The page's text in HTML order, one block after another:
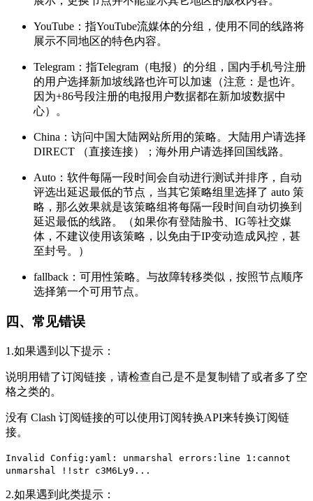
YouTube：指YouTube流媒体的分组，使用不同的线路将
展示不同地区的特色内容。
Telegram：指Telegram（电报）的分组，国内手机号注册
的用户选择新加坡线路也许可以加速（注意：是也许。
因为+86号段注册的电报用户数据都在新加坡数据中
心）。
China：访问中国大陆网站所用的策略。大陆用户请选择
DIRECT （直接连接）；海外用户请选择回国线路。
Auto：软件每隔一段时间会自动进行测试并排序，自动
评选出延迟最低的节点，当其它策略组里选择了 auto 策
略，那么效果就是该策略组将每隔一段时间自动切换到
延迟最低的线路。（如果你有登陆脸书、IG等社交媒
体，不建议使用该策略，以免由于IP变动造成风控，甚
至封号。）
fallback：可用性策略。与故障转移类似，按照节点顺序
选择第一个可用节点。
四、常见错误
1.如果遇到以下提示：
说明用错了订阅链接，请检查自己是不是复制错了或者多了空
格之类的。
没有 Clash 订阅链接的可以使用订阅转换API来转换订阅链
接。
Invalid Config:yaml: unmarshal errors:line 1:cannot
unmarshal !!str c3M6Ly9...
2.如果遇到此类提示：